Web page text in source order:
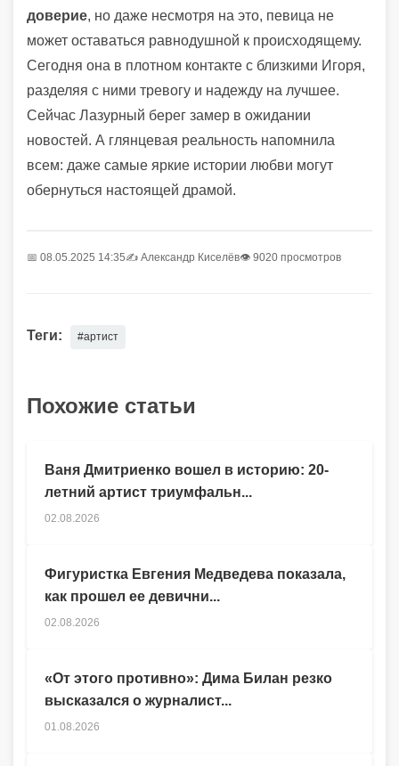
доверие, но даже несмотря на это, певица не
может оставаться равнодушной к происходящему.
Сегодня она в плотном контакте с близкими Игоря,
разделяя с ними тревогу и надежду на лучшее.
Сейчас Лазурный берег замер в ожидании
новостей. А глянцевая реальность напомнила
всем: даже самые яркие истории любви могут
обернуться настоящей драмой.
📅 08.05.2025 14:35✍️ Александр Киселёв👁 9020 просмотров
Теги: #артист
Похожие статьи
Ваня Дмитриенко вошел в историю: 20-
летний артист триумфальн...
02.08.2026
Фигуристка Евгения Медведева показала,
как прошел ее девични...
02.08.2026
«От этого противно»: Дима Билан резко
высказался о журналист...
01.08.2026